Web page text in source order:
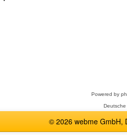
Powered by
© 2026 webme GmbH,